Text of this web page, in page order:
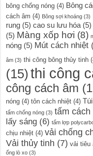
bông chống nóng (4) Bông
cách âm (4) Bông sợi khoáng (3)
rung (5) cao su lưu hóa (5)
(5) Màng xốp hơi (8)
nóng (5) Mút cách nhiệt
âm (3) thi công bông thủy tinh
(15) thi công
công cách âm
nóng (4) tôn cách nhiệt (4)
tấm chống nóng (3) tấm cách
lấy sáng (6) tấm lợp
chịu nhiệt (4) vải chống
Vải thủy tinh (7) vải tiêu
ống lò xo (3)